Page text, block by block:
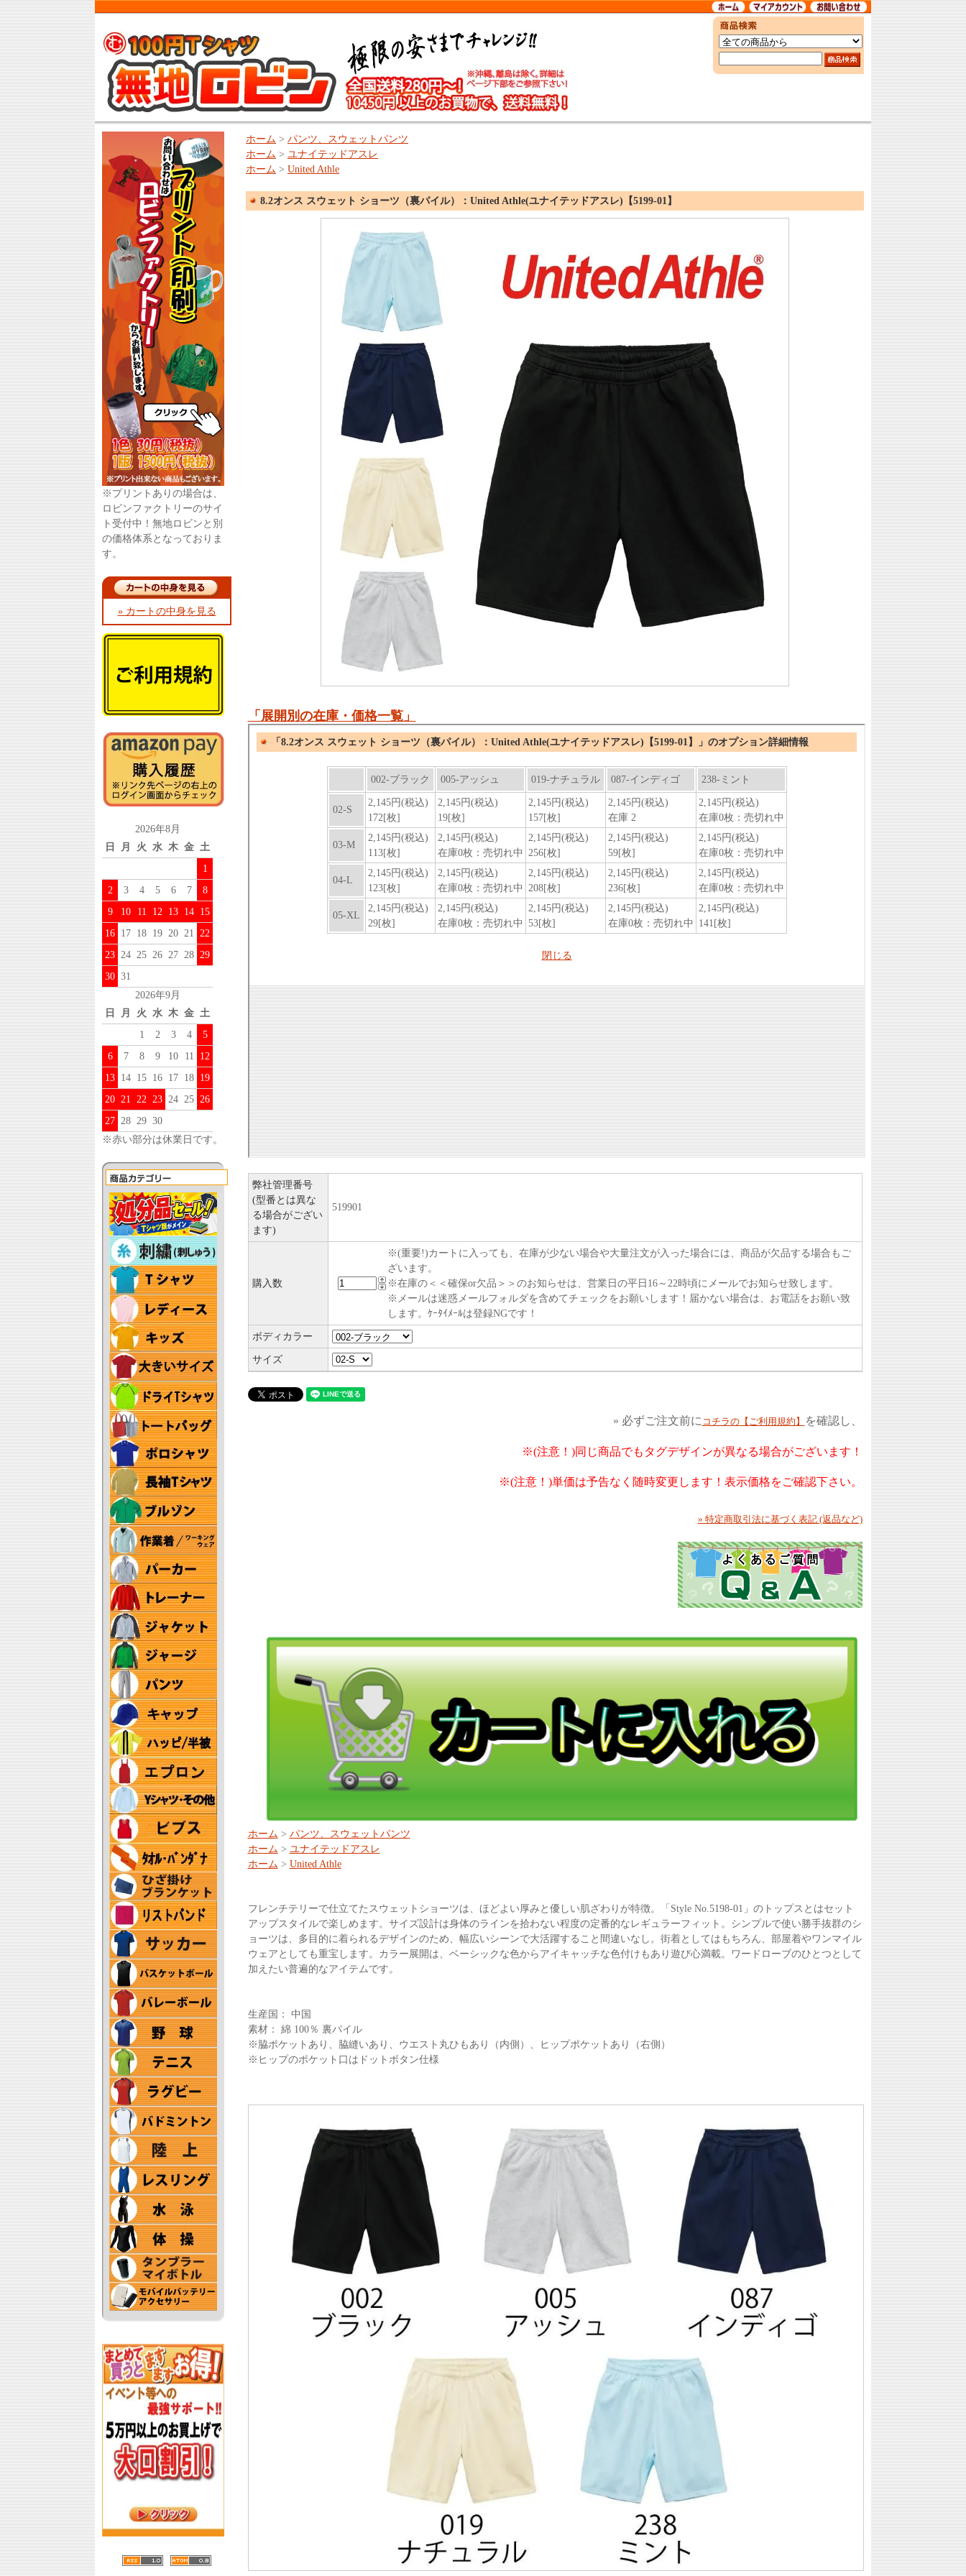
※プリントありの場合は、
ロビンファクトリーのサイ
ト受付中！無地ロビンと別
の価格体系となっておりま
す。
» カートの中身を見る
2026年8月
日
月 火 水 木 金 土
1
2
3 4 5 6 7
8
9
10 11 12 13 14 15
16 17 18 19 20 21 22
23 24 25 26 27 28 29
30 31
2026年9月
日
月 火 水 木 金 土
1
2 3 4
5
6
7 8 9 10 11
12
13 14 15 16 17 18 19
20 21 22 23 24 25 26
27 28 29 30
※赤い部分は休業日です。
ホーム > パンツ、スウェットパンツ
ホーム > ユナイテッドアスレ
ホーム > United Athle
8.2オンス スウェット ショーツ（裏パイル）：United Athle(ユナイテッドアスレ)【5199-01】
「展開別の在庫・価格一覧」
弊社管理番号
(型番とは異な
る場合がござい
ます)
519901
購入数
※(重要!)カートに入っても、在庫が少ない場合や大量注文が入った場合には、商品が欠品する場合もご
ざいます。
※在庫の＜＜確保or欠品＞＞のお知らせは、営業日の平日16～22時頃にメールでお知らせ致します。
※メールは迷惑メールフォルダを含めてチェックをお願いします！届かない場合は、お電話をお願い致
します。ｹｰﾀｲﾒｰﾙは登録NGです！
ボディカラー
サイズ
» 必ずご注文前に コチラの【ご利用規約】 を確認し、
※(注意！)同じ商品でもタグデザインが異なる場合がございます！
※(注意！)単価は予告なく随時変更します！表示価格をご確認下さい。
» 特定商取引法に基づく表記 (返品など)
ホーム > パンツ、スウェットパンツ
ホーム > ユナイテッドアスレ
ホーム > United Athle
フレンチテリーで仕立てたスウェットショーツは、ほどよい厚みと優しい肌ざわりが特徴。「Style No.5198-01」のトップスとはセット
アップスタイルで楽しめます。サイズ設計は身体のラインを拾わない程度の定番的なレギュラーフィット。シンプルで使い勝手抜群のシ
ョーツは、多目的に着られるデザインのため、幅広いシーンで大活躍すること間違いなし。街着としてはもちろん、部屋着やワンマイル
ウェアとしても重宝します。カラー展開は、ベーシックな色からアイキャッチな色付けもあり遊び心満載。ワードローブのひとつとして
加えたい普遍的なアイテムです。
生産国： 中国
素材： 綿 100％ 裏パイル
※脇ポケットあり、脇縫いあり、ウエスト丸ひもあり（内側）、ヒップポケットあり（右側）
※ヒップのポケット口はドットボタン仕様